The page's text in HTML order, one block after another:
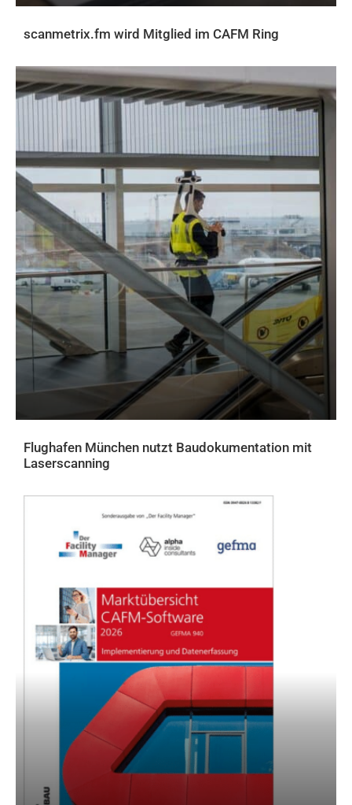
scanmetrix.fm wird Mitglied im CAFM Ring
Flughafen München nutzt Baudokumentation mit
Laserscanning